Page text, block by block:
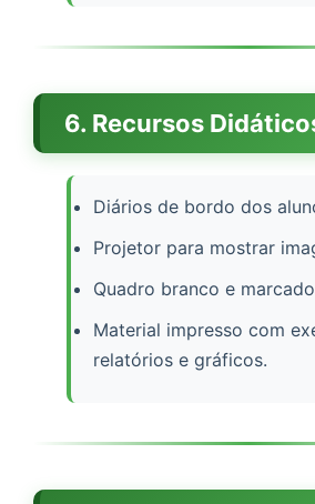
6. Recursos
Diários de bordo dos
Projetor para mostrar
Quadro branco e
Material impresso com
relatórios e gráficos.